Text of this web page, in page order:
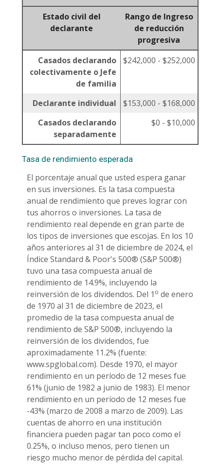
Estado civil del
declarante
Rango de Ingreso
de reducción
progresiva
Casados declarando
colectivamente o Jefe
de familia
$242,000 - $252,000
Declarante individual
$153,000 - $168,000
Casados declarando
separadamente
$0 - $10,000
Tasa de rendimiento esperada
El porcentaje anual que usted espera ganar
en sus inversiones. Es la tasa compuesta
anual de rendimiento que preves lograr con
tus ahorros o inversiones. La tasa de
rendimiento real depende en gran parte de
los tipos de inversiones que escojas. En los 10
años anteriores al 31 de diciembre de 2024, el
Índice Standard & Poor's 500® (S&P 500®)
tuvo una tasa compuesta anual de
rendimiento de 14.9%, incluyendo la
reinversión de los dividendos. Del 1 o de enero
de 1970 al 31 de diciembre de 2023, el
promedio de la tasa compuesta anual de
rendimiento de S&P 500®, incluyendo la
reinversión de los dividendos, fue
aproximadamente 11.2% (fuente:
www.spglobal.com). Desde 1970, el mayor
rendimiento en un período de 12 meses fue
61% (junio de 1982 a junio de 1983). El menor
rendimiento en un período de 12 meses fue
-43% (marzo de 2008 a marzo de 2009). Las
cuentas de ahorro en una institución
financiera pueden pagar tan poco como el
0.25%, o incluso menos, pero tienen un
riesgo mucho menor de pérdida del capital.